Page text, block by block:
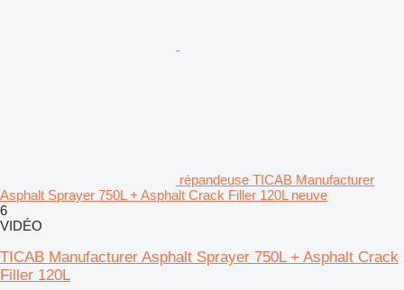
répandeuse TICAB Manufacturer
Asphalt Sprayer 750L + Asphalt Crack Filler 120L neuve
6
VIDÉO
TICAB Manufacturer Asphalt Sprayer 750L + Asphalt Crack
Filler 120L